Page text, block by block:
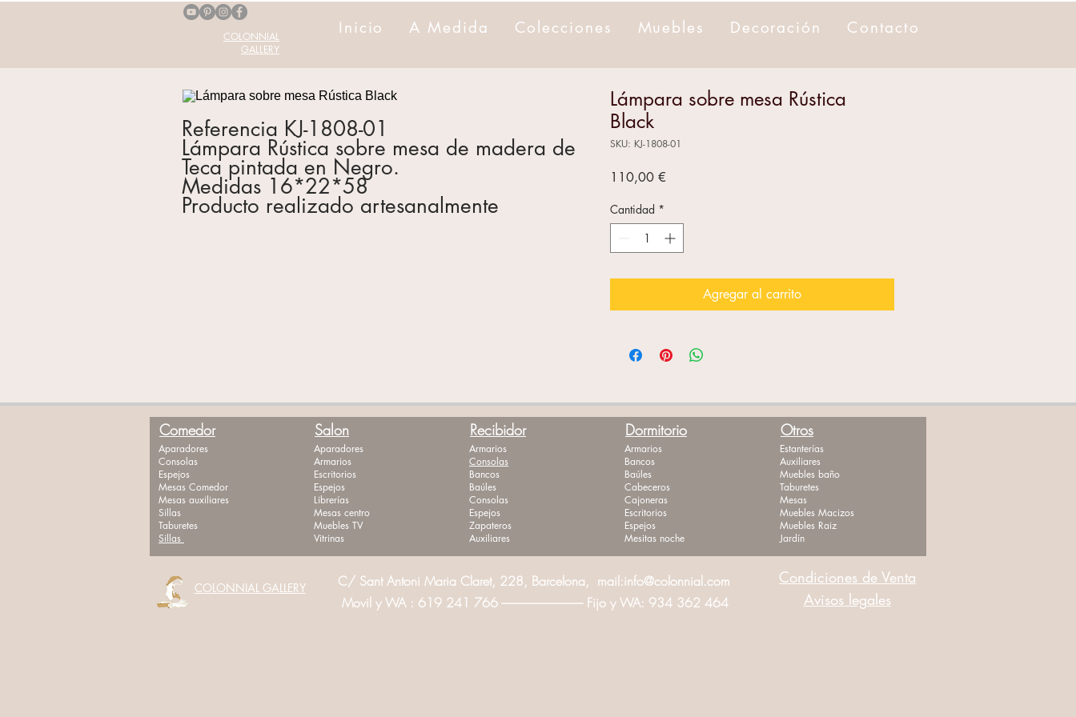
COLONNIAL
GALLERY
Inicio A Medida Colecciones Muebles Decoración Contacto
Referencia KJ-1808-01
Lámpara Rústica sobre mesa de madera de
Teca pintada en Negro.
Medidas 16*22*58
Producto realizado artesanalmente
Lámpara sobre mesa Rústica
Black
SKU: KJ-1808-01
110,00 €
Cantidad *
Agregar al carrito
Comedor
Aparadores
Consolas
Espejos
Mesas Comedor
Mesas auxiliares
Sillas
Taburetes
Sillas
Salon
Aparadores
Armarios
Escritorios
Espejos
Librerías
Mesas centro
Muebles TV
Vitrinas
Recibidor
Armarios
Consolas
Bancos
Baúles
Consolas
Espejos
Zapateros
Auxiliares
Dormitorio
Armarios
Bancos
Baúles
Cabeceros
Cajoneras
Escritorios
Espejos
Mesitas noche
Otros
Estanterías
Auxiliares
Muebles baño
Taburetes
Mesas
Muebles Macizos
Muebles Raiz
Jardín
C/ Sant Antoni Maria Claret, 228, Barcelona, mail:info@colonnial.com
Movil y WA : 619 241 766 ---------------------------------- Fijo y WA: 934 362 464
COLONNIAL GALLERY
Condiciones de Venta
Avisos legales